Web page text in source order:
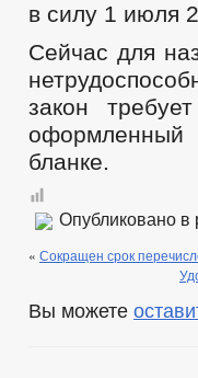
в силу 1 июля
Сейчас для
закон
оформленный
бланке.
Опубликовано в
« Сокращен срок
Вы можете